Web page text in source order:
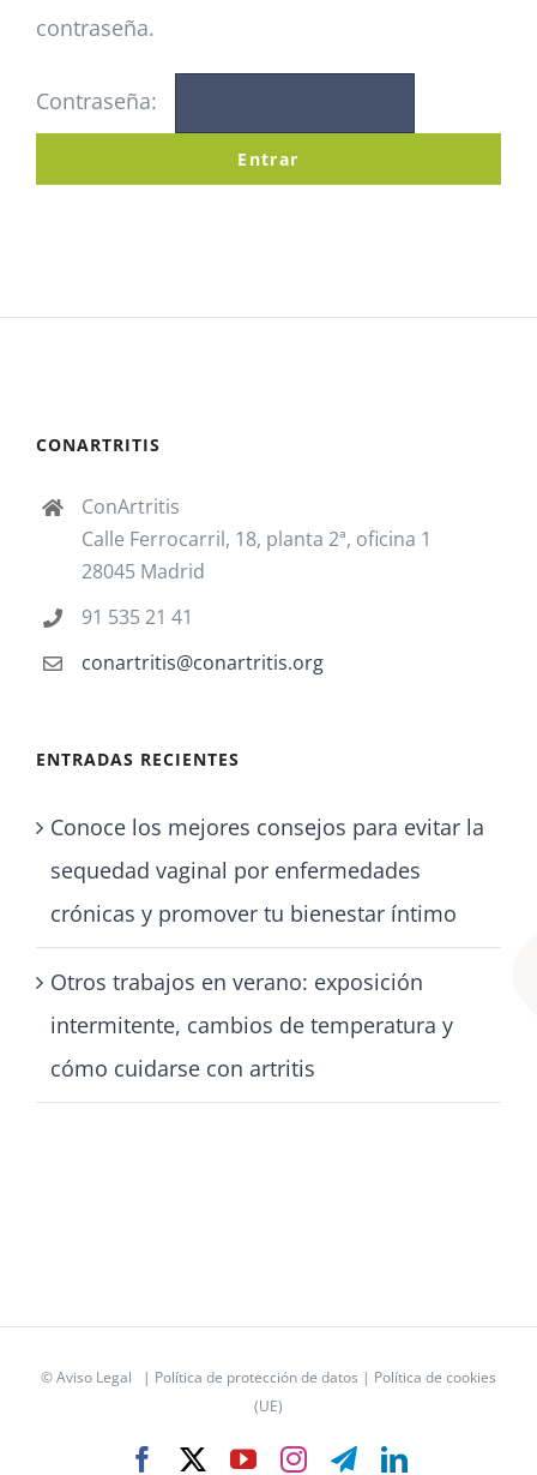
contraseña.
Contraseña:
CONARTRITIS
ConArtritis
Calle Ferrocarril, 18, planta 2ª, oficina 1
28045 Madrid
91 535 21 41
conartritis@conartritis.org
ENTRADAS RECIENTES
Conoce los mejores consejos para evitar la
sequedad vaginal por enfermedades
crónicas y promover tu bienestar íntimo
Otros trabajos en verano: exposición
intermitente, cambios de temperatura y
cómo cuidarse con artritis
©Aviso Legal | Política de protección de datos | Política de cookies
(UE)
FacebookYouTubeInstagram
TelegramLinkedIn